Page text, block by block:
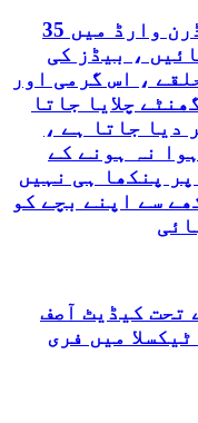
جہلم:DHQ ہسپتال جہلم ، چلڈرن وارڈ میں 35
پر 70 بچے اور ساتھ 70 مائیں ، بیڈز کی
، اس گرمی اور
میں ائیرکنڈیشنر 4 سے 5 گھنٹے چلایا جاتا
کر دیا جاتا ہے ،
نہ ہونے کے
پنکھا ہی نہیں
سے اپنے بچے کو
تحت کیڈیٹ آصف
میں فری